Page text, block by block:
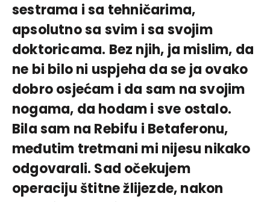
sestrama i sa tehničarima,
apsolutno sa svim i sa svojim
doktoricama. Bez njih, ja mislim, da
ne bi bilo ni uspjeha da se ja ovako
dobro osjećam i da sam na svojim
nogama, da hodam i sve ostalo.
Bila sam na Rebifu i Betaferonu,
međutim tretmani mi nijesu nikako
odgovarali. Sad očekujem
operaciju štitne žlijezde, nakon